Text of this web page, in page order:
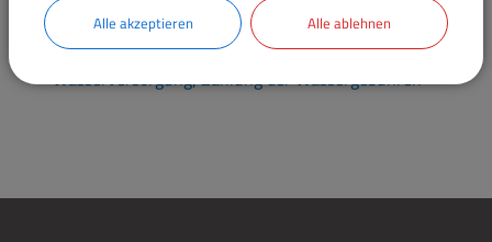
Informationen
Spendenquittung; Ausstellung durch die Gemeinde
Wasserversorgung; Zahlung der Wassergebühren
Alle akzeptieren Alle ablehnen